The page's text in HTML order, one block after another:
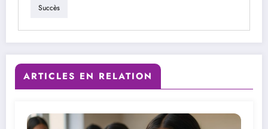
Succès
ARTICLES EN RELATION